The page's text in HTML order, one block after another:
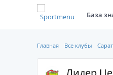
База
Главная Все клубы